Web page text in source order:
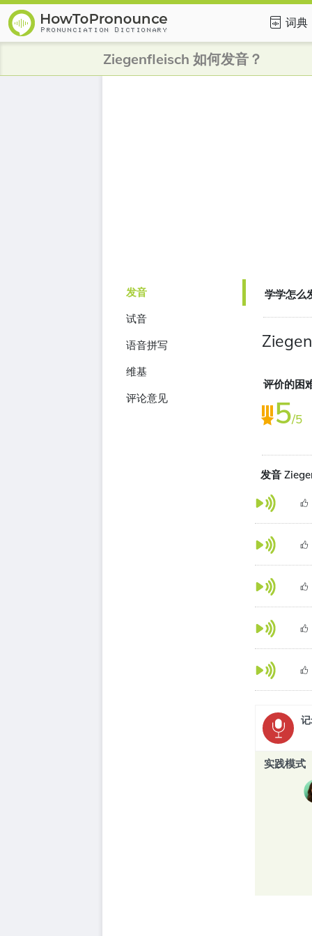
词典
Ziegenfleisch 如何发音？
发音
试音
语音拼写
维基
评论意见
学学怎么
评价的困
5/5
发音
实践模式